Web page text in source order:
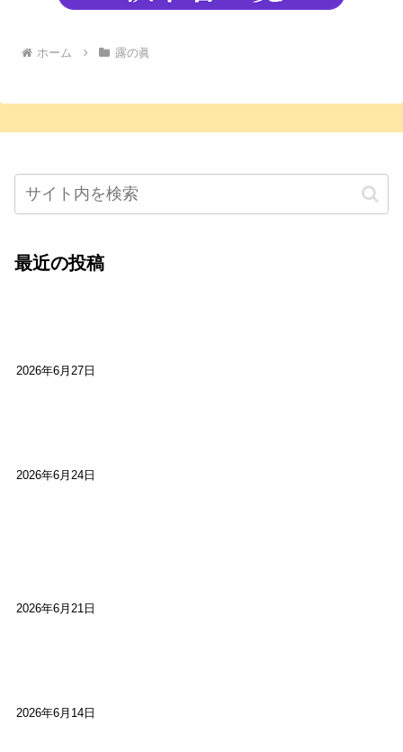
ホーム 露の眞
最近の投稿
2026年6月27日
2026年6月24日
2026年6月21日
2026年6月14日